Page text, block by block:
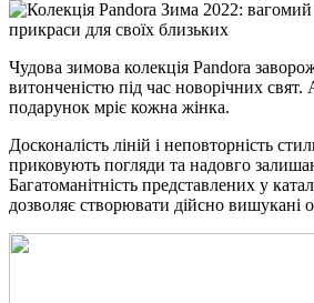
Чудова зимова колекція Pandora
витонченістю під час новорічних
подарунок мріє кожна жінка.
Досконалість ліній і неповторність
приковують погляди та надовго
Багатоманітність представлених у
дозволяє створювати дійсно вишукані